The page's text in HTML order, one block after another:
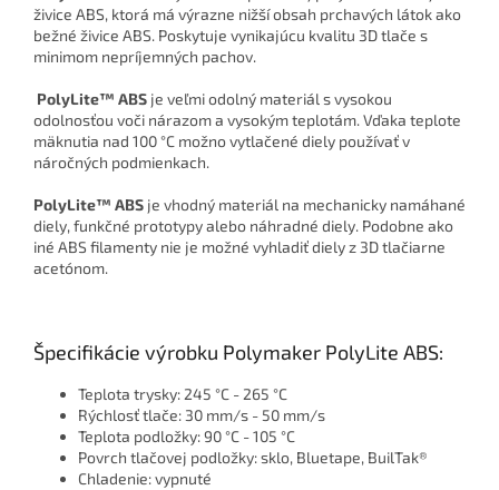
živice ABS, ktorá má výrazne nižší obsah prchavých látok ako
bežné živice ABS. Poskytuje vynikajúcu kvalitu 3D tlače s
minimom nepríjemných pachov.
PolyLite™ ABS je veľmi odolný materiál s vysokou
odolnosťou voči nárazom a vysokým teplotám. Vďaka teplote
mäknutia nad 100 °C možno vytlačené diely používať v
náročných podmienkach.
PolyLite™ ABS je vhodný materiál na mechanicky namáhané
diely, funkčné prototypy alebo náhradné diely. Podobne ako
iné ABS filamenty nie je možné vyhladiť diely z 3D tlačiarne
acetónom.
Špecifikácie výrobku Polymaker PolyLite ABS:
Teplota trysky: 245 °C - 265 °C
Rýchlosť tlače: 30 mm/s - 50 mm/s
Teplota podložky: 90 °C - 105 °C
Povrch tlačovej podložky: sklo, Bluetape, BuilTak®
Chladenie: vypnuté